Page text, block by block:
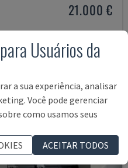
21.000 €
Usuários da
a sua experiência, analisar
Você pode gerenciar
como usamos seus
ACEITAR TODOS